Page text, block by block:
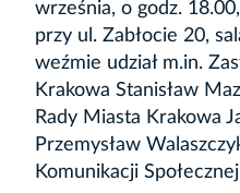
września, o godz.
przy ul. Zabłocie 20,
weźmie udział m.in.
Krakowa Stanisław
Rady Miasta Krakowa
Przemysław
Komunikacji Społecznej